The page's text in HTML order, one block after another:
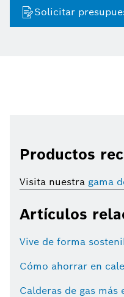
Solicitar
Productos
Visita nuestra gama
Artículos
Vive de forma
Cómo ahorrar en
Calderas de gas más